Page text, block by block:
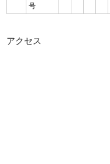
号
アクセス